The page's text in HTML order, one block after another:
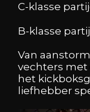
C-klasse
B-klasse partij
Van
vechters met
het
liefhebber